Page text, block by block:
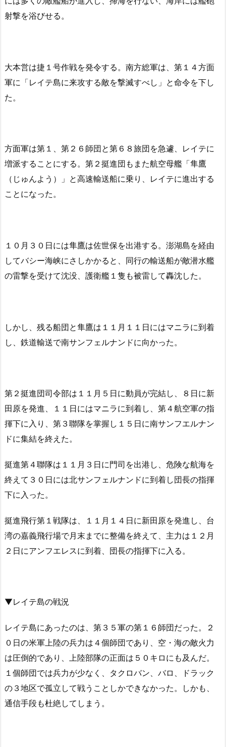
射撃を浴びせる。
大本営は捷１号作戦を発令する。南方総軍は、第１４方面
軍に「レイテ島に来攻する敵を撃滅すべし」と命令を下し
た。
方面軍は第１、第２６師団と第６８旅団を急遽、レイテに
増派することにする。第２挺進団もまた航空母艦「隼鷹
（じゅんよう）」と高速輸送船に乗り、レイテに進出する
ことになった。
１０月３０日には隼鷹は佐世保を出港する。澎湖島を経由
してバシー海峡にさしかかると、同行の輸送船が敵潜水艦
の雷撃を受けて沈没、護衛艦１隻も被雷して轟沈した。
しかし、残る船団と隼鷹は１１月１１日にはマニラに到着
し、鉄道輸送で南サンフェルナンドに向かった。
第２挺進団司令部は１１月５日に動員が完結し、８日に新
田原を発進、１１日にはマニラに到着し、第４航空軍の指
揮下に入り、第３聯隊を掌握し１５日に南サンフエルナン
ドに集結を終えた。
挺進第４聯隊は１１月３日に門司を出港し、危険な航海を
終えて３０日には北サンフェルナンドに到着し団長の指揮
下に入った。
挺進飛行第１戦隊は、１１月１４日に新田原を発進し、台
湾の嘉義飛行場で月末までに整備を終えて、主力は１２月
２日にアンフエレスに到着、団長の指揮下に入る。
▼レイテ島の戦況
レイテ島にあったのは、第３５軍の第１６師団だった。２
０日の米軍上陸の兵力は４個師団であり、空・海の敵火力
は圧倒的であり、上陸部隊の正面は５０キロにも及んだ。
１個師団では兵力が少なく、タクロバン、バロ、ドラック
の３地区で孤立して戦うことしかできなかった。しかも、
通信手段も杜絶してしまう。